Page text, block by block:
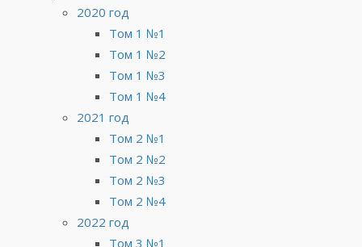
2020 год
Том 1 №1
Том 1 №2
Том 1 №3
Том 1 №4
2021 год
Том 2 №1
Том 2 №2
Том 2 №3
Том 2 №4
2022 год
Том 3 №1